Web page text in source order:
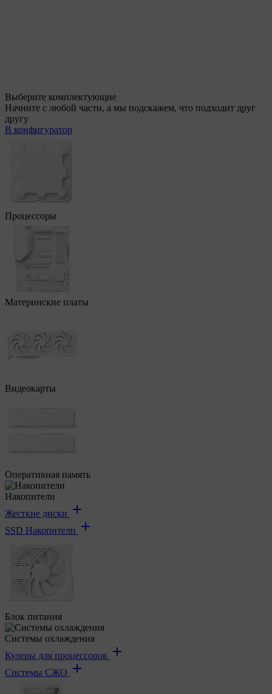
Выберите комплектующие
Начните с любой части, а мы подскажем, что подходит друг
другу
В конфигуратор
Процессоры
Материнские платы
Видеокарты
Оперативная память
Накопители
Жесткие диски
SSD Накопители
Блок питания
Системы охлаждения
Кулеры для процессоров
Системы СЖО